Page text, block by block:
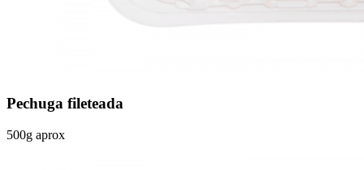
Pechuga fileteada
500g aprox